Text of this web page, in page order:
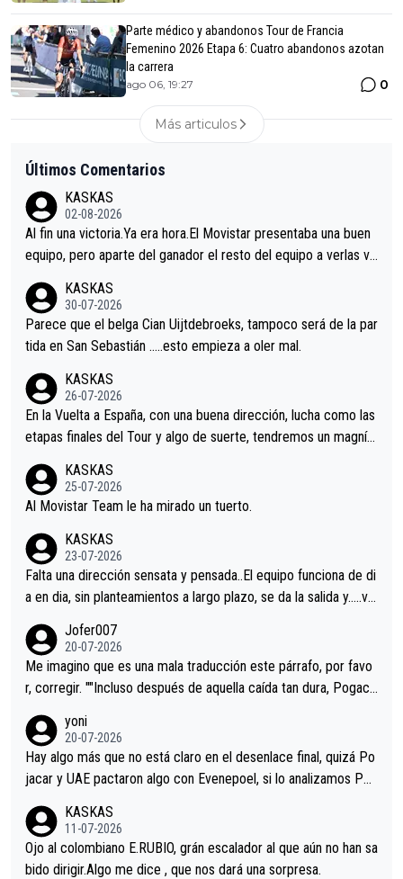
Parte médico y abandonos Tour de Francia
Femenino 2026 Etapa 6: Cuatro abandonos azotan
la carrera
ago 06, 19:27 0
Más articulos
Últimos Comentarios
KASKAS
02-08-2026
Al fin una victoria.Ya era hora.El Movistar presentaba una buen
equipo, pero aparte del ganador el resto del equipo a verlas ve
s.La única buena noticia es la mejoría de Enric Más en San Seb
astian.Si en la Vuelta a Burgos sigue la mejoría, podríamos ten
er alguna sorpresa en la Vuelta.Ojalá.
KASKAS
30-07-2026
Parece que el belga Cian Uijtdebroeks, tampoco será de la par
tida en San Sebastián …..esto empieza a oler mal.
KASKAS
26-07-2026
En la Vuelta a España, con una buena dirección, lucha como las
etapas finales del Tour y algo de suerte, tendremos un magnífi
KASKAS
25-07-2026
Al Movistar Team le ha mirado un tuerto.
KASKAS
23-07-2026
Falta una dirección sensata y pensada..El equipo funciona de di
a en dia, sin planteamientos a largo plazo, se da la salida y…..ve
Minguez, Velez etc etc.Me da pena vivir estos momentos tan
tristes sin victorias.
Jofer007
20-07-2026
Me imagino que es una mala traducción este párrafo, por favo
r, corregir. ""Incluso después de aquella caída tan dura, Pogaca
permaneció pegado a su rueda. Parecía increíble la forma en l
a que era capaz de controlar el miedo", recordó."
yoni
20-07-2026
Hay algo más que no está claro en el desenlace final, quizá Po
jacar y UAE pactaron algo con Evenepoel, si lo analizamos Poj
i sin pedalear, luego está el saludo con Evenepoel dándose la
mano de una manera muy fraternal, más allá de los típicos toqu
es en el hombro con que saludaba a Vingegard. Ahí hubo una in
KASKAS
11-07-2026
Ojo al colombiano E.RUBIO, grán escalador al que aún no han sa
bido dirigir.Algo me dice , que nos dará una sorpresa.